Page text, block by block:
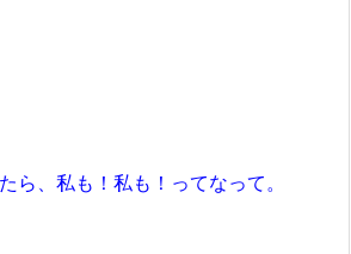
ら、私も！私も！ってなって。